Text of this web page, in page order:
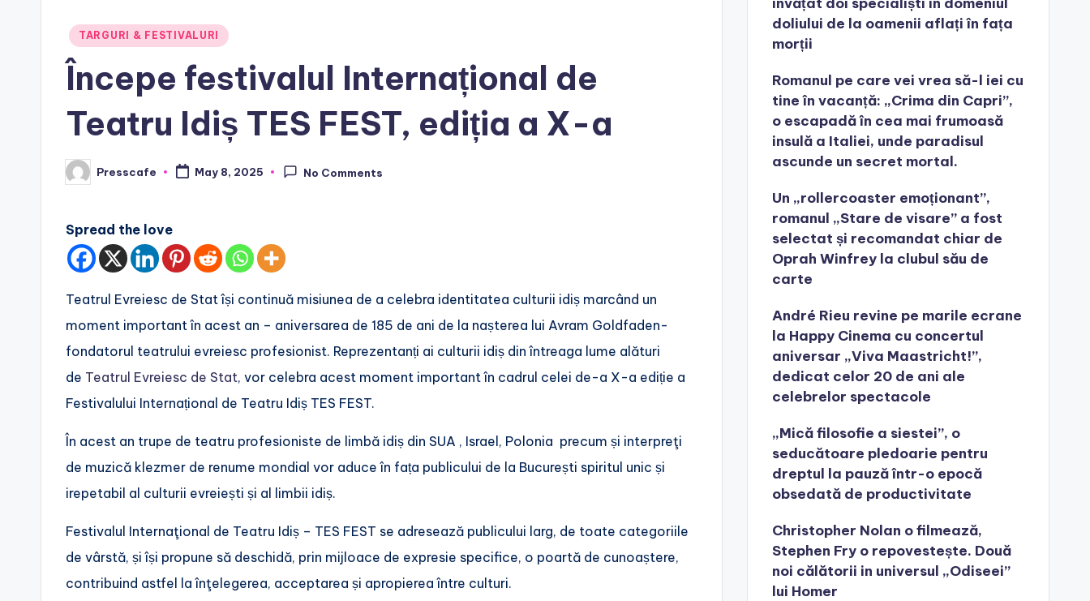
Posted
in
TARGURI & FESTIVALURI
Începe festivalul Internațional de
Teatru Idiș TES FEST, ediția a X-a
Posted
by
Presscafe May 8, 2025 No Comments
Spread the love
Teatrul Evreiesc de Stat își continuă misiunea de a celebra identitatea culturii idiș marcând un
moment important în acest an – aniversarea de 185 de ani de la nașterea lui Avram Goldfaden-
fondatorul teatrului evreiesc profesionist. Reprezentanți ai culturii idiș din întreaga lume alături
de Teatrul Evreiesc de Stat, vor celebra acest moment important în cadrul celei de-a X-a ediție a
Festivalului Internațional de Teatru Idiș TES FEST.
În acest an trupe de teatru profesioniste de limbă idiș din SUA , Israel, Polonia precum și interpreţi
de muzică klezmer de renume mondial vor aduce în fața publicului de la București spiritul unic și
irepetabil al culturii evreiești și al limbii idiș.
Festivalul Internaţional de Teatru Idiș – TES FEST se adresează publicului larg, de toate categoriile
de vârstă, și își propune să deschidă, prin mijloace de expresie specifice, o poartă de cunoaștere,
contribuind astfel la înţelegerea, acceptarea și apropierea între culturi.
doliului de la oamenii aflați în fața
morții
Romanul pe care vei vrea să-l iei cu
tine în vacanță: „Crima din Capri”,
o escapadă în cea mai frumoasă
insulă a Italiei, unde paradisul
ascunde un secret mortal.
Un „rollercoaster emoționant”,
romanul „Stare de visare” a fost
selectat și recomandat chiar de
Oprah Winfrey la clubul său de
carte
André Rieu revine pe marile ecrane
la Happy Cinema cu concertul
aniversar „Viva Maastricht!”,
dedicat celor 20 de ani ale
celebrelor spectacole
„Mică filosofie a siestei”, o
seducătoare pledoarie pentru
dreptul la pauză într-o epocă
obsedată de productivitate
Christopher Nolan o filmează,
Stephen Fry o repovestește. Două
noi călătorii in universul „Odiseei”
lui Homer